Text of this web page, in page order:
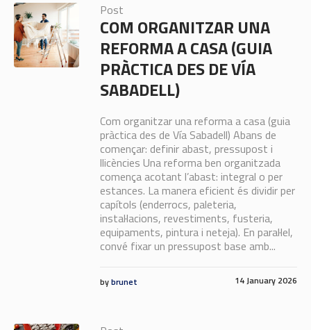
Post
COM ORGANITZAR UNA
REFORMA A CASA (GUIA
PRÀCTICA DES DE VÍA
SABADELL)
Com organitzar una reforma a casa (guia
pràctica des de Vía Sabadell) Abans de
començar: definir abast, pressupost i
llicències Una reforma ben organitzada
comença acotant l’abast: integral o per
estances. La manera eficient és dividir per
capítols (enderrocs, paleteria,
instal·lacions, revestiments, fusteria,
equipaments, pintura i neteja). En paral·lel,
convé fixar un pressupost base amb...
14 January 2026
bybrunet